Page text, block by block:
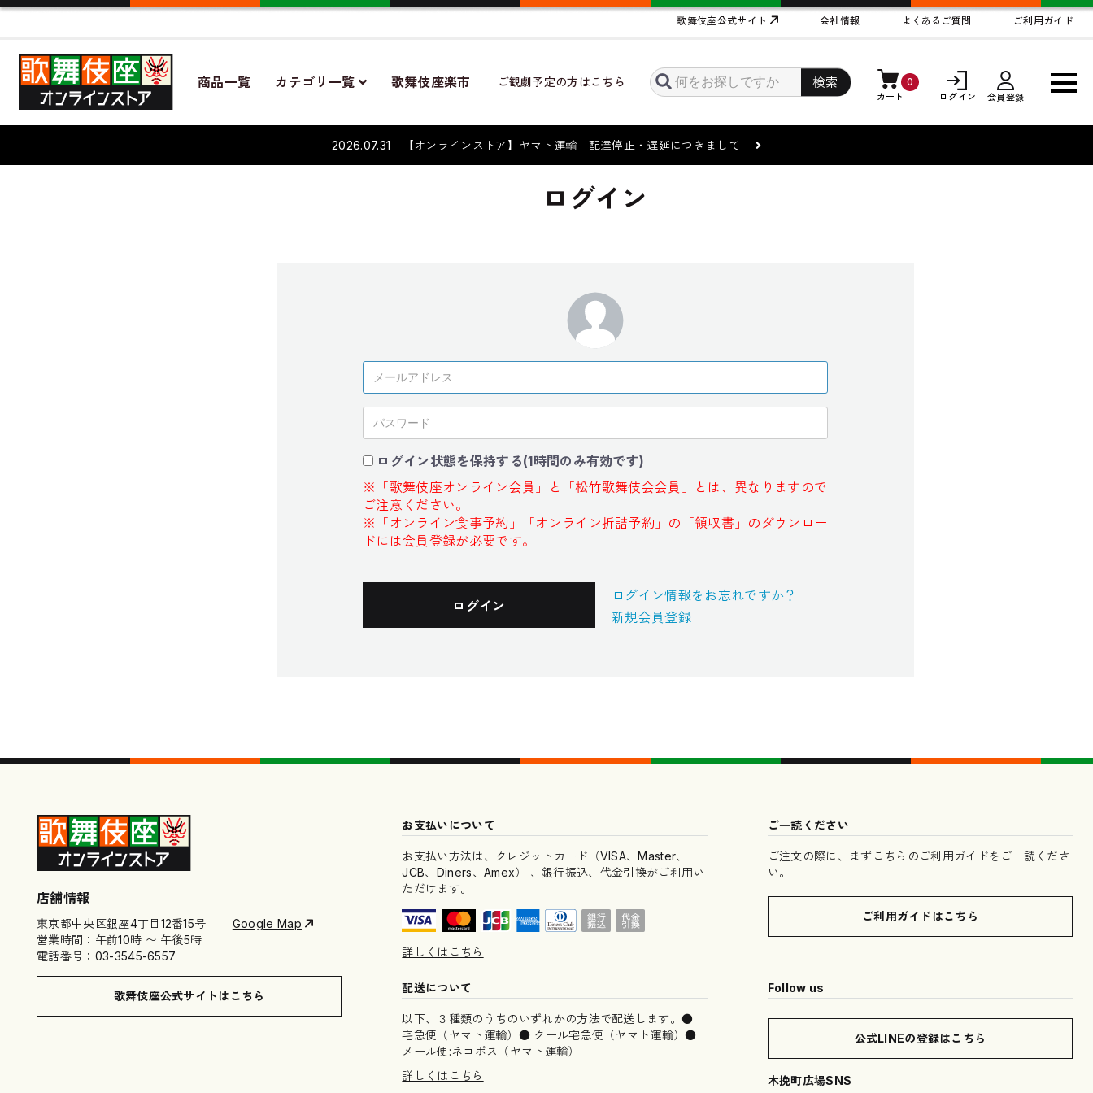
歌舞伎座公式サイト 会社情報 よくあるご質問 ご利用ガイド
商品一覧 カテゴリ一覧 歌舞伎座楽市 ご観劇予定の方はこちら 検索 0
カート ログイン 会員登録
2026.07.31 【オンラインストア】ヤマト運輸 配達停止・遅延につきまして
ログイン
ログイン状態を保持する(1時間のみ有効です)
※「歌舞伎座オンライン会員」と「松竹歌舞伎会会員」とは、異なりますので
ご注意ください。
※「オンライン食事予約」「オンライン折詰予約」の「領収書」のダウンロー
ドには会員登録が必要です。
ログイン
ログイン情報をお忘れですか？
新規会員登録
店舗情報
東京都中央区銀座4丁目12番15号
Google Map
営業時間：午前10時 〜 午後5時
電話番号：03-3545-6557
歌舞伎座公式サイトはこちら
お支払いについて
お支払い方法は、クレジットカード（VISA、Master、
JCB、Diners、Amex） 、銀行振込、代金引換がご利用い
ただけます。
詳しくはこちら
配送について
以下、３種類のうちのいずれかの方法で配送します。●
宅急便（ヤマト運輸）● クール宅急便（ヤマト運輸）●
メール便:ネコポス（ヤマト運輸）
詳しくはこちら
ご一読ください
ご注文の際に、まずこちらのご利用ガイドをご一読くださ
い。
ご利用ガイドはこちら
Follow us
公式LINEの登録はこちら
木挽町広場SNS